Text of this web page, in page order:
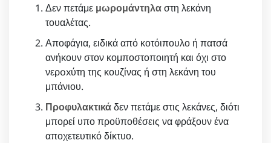
Δεν πετάμε μωρομάντηλαστη λεκάνη
τουαλέτας.
Αποφάγια, ειδικά από κοτόιπουλο ή πατσά
ανήκουν στον κομποστοποιητή και όχι στο
νερoxύτη της κουζίνας ή στη λεκάνη του
μπάνιου.
Προφυλακτικάδεν πετάμε στις λεκάνες, διότι
μπορεί υπο προϋποθέσεις να φράξουν ένα
αποχετευτικό δίκτυο.